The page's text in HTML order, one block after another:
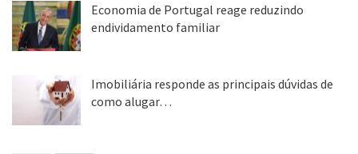
Economia de Portugal reage reduzindo
endividamento familiar
Imobiliária responde as principais dúvidas de
como alugar…